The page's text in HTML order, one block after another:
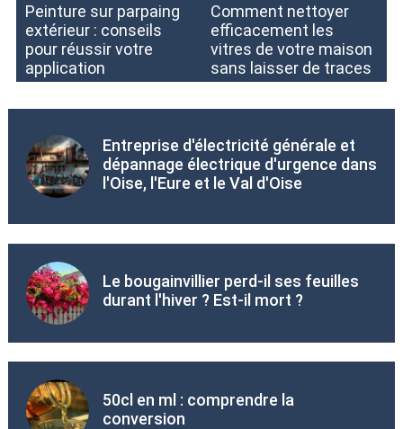
Peinture sur parpaing
extérieur : conseils
pour réussir votre
application
Comment nettoyer
efficacement les
vitres de votre maison
sans laisser de traces
Entreprise d'électricité générale et
dépannage électrique d'urgence dans
l'Oise, l'Eure et le Val d'Oise
Le bougainvillier perd-il ses feuilles
durant l'hiver ? Est-il mort ?
50cl en ml : comprendre la
conversion